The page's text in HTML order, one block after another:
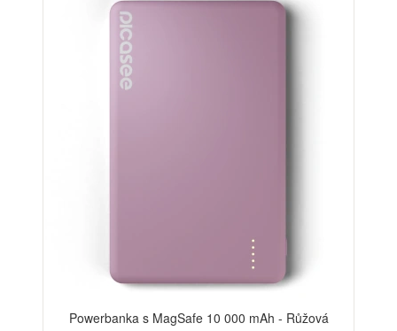
Powerbanka s MagSafe 10 000 mAh - Růžová